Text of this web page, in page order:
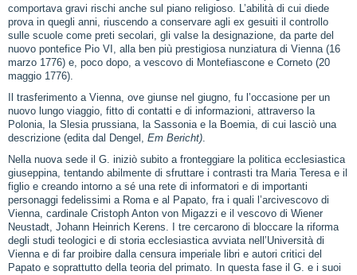
comportava gravi rischi anche sul piano religioso. L’abilità di cui diede
prova in quegli anni, riuscendo a conservare agli ex gesuiti il controllo
sulle scuole come preti secolari, gli valse la designazione, da parte del
nuovo pontefice Pio VI, alla ben più prestigiosa nunziatura di Vienna (16
marzo 1776) e, poco dopo, a vescovo di Montefiascone e Corneto (20
maggio 1776).
Il trasferimento a Vienna, ove giunse nel giugno, fu l’occasione per un
nuovo lungo viaggio, fitto di contatti e di informazioni, attraverso la
Polonia, la Slesia prussiana, la Sassonia e la Boemia, di cui lasciò una
descrizione (edita dal Dengel, Em Bericht).
Nella nuova sede il G. iniziò subito a fronteggiare la politica ecclesiastica
giuseppina, tentando abilmente di sfruttare i contrasti tra Maria Teresa e il
figlio e creando intorno a sé una rete di informatori e di importanti
personaggi fedelissimi a Roma e al Papato, fra i quali l’arcivescovo di
Vienna, cardinale Cristoph Anton von Migazzi e il vescovo di Wiener
Neustadt, Johann Heinrich Kerens. I tre cercarono di bloccare la riforma
degli studi teologici e di storia ecclesiastica avviata nell’Università di
Vienna e di far proibire dalla censura imperiale libri e autori critici del
Papato e soprattutto della teoria del primato. In questa fase il G. e i suoi